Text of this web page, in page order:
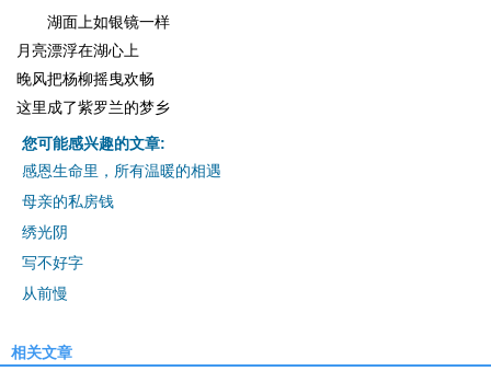
湖面上如银镜一样
月亮漂浮在湖心上
晚风把杨柳摇曳欢畅
这里成了紫罗兰的梦乡
您可能感兴趣的文章:
感恩生命里，所有温暖的相遇
母亲的私房钱
绣光阴
写不好字
从前慢
相关文章